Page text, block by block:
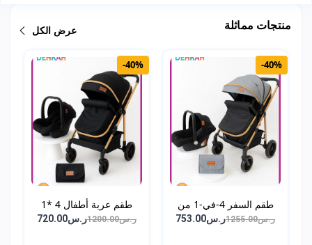
منتجات مماثلة عرض الكل
-40%
طقم السفر 4-في-1 من
DEH...
ر.س1255.00 ر.س753.00
-40%
طقم عربة أطفال 4 *1
عر...
ر.س1200.00 ر.س720.00